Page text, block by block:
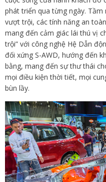
phát triển qua từng ngày. Tầm
vượt trội, các tính năng an
mang đến cảm giác lái thú vị
trội” với công nghệ Hệ Dẫn
đối xứng S-AWD, hướng đến
bằng, mang đến sự thư thái
mọi điều kiện thời tiết, mọi
bùn lầy.